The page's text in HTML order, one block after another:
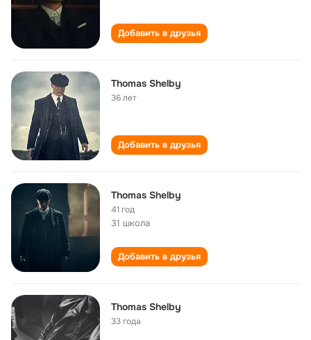
Добавить в друзья
Thomas Shelby
36 лет
Добавить в друзья
Thomas Shelby
41 год
31 школа
Добавить в друзья
Thomas Shelby
33 года